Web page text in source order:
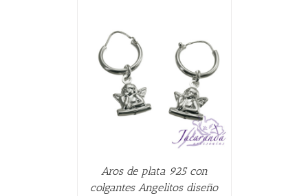
Aros de plata 925 con
colgantes Angelitos diseño